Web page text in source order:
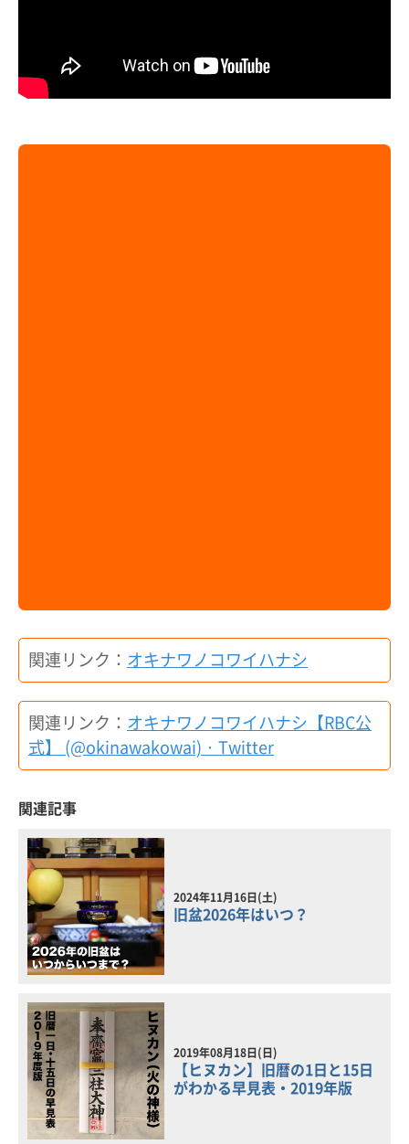
関連リンク： オキナワノコワイハナシ
関連リンク： オキナワノコワイハナシ【RBC公
式】 (@okinawakowai) · Twitter
関連記事
2024年11月16日(土)
旧盆2026年はいつ？
2019年08月18日(日)
【ヒヌカン】旧暦の1日と15日
がわかる早見表・2019年版